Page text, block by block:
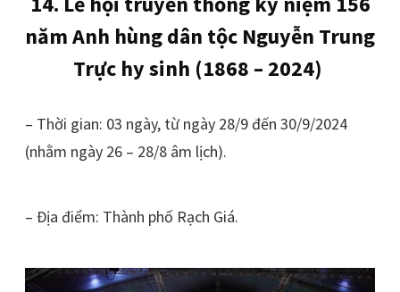
năm Anh hùng dân tộc Nguyễn Trung
Trực hy sinh (1868 – 2024)
– Thời gian: 03 ngày, từ ngày 28/9 đến 30/9/2024
(nhằm ngày 26 – 28/8 âm lịch).
– Địa điểm: Thành phố Rạch Giá.